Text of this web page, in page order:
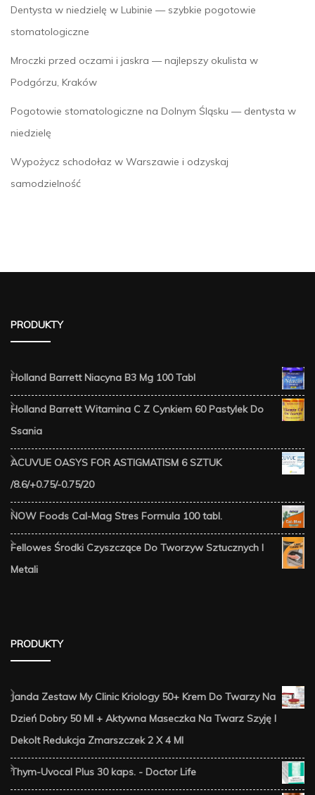
Dentysta w niedzielę w Lubinie — szybkie pogotowie
stomatologiczne
Mroczki przed oczami i jaskra — najlepszy okulista w
Podgórzu, Kraków
Pogotowie stomatologiczne na Dolnym Śląsku — dentysta w
niedzielę
Wypożycz schodołaz w Warszawie i odzyskaj
samodzielność
PRODUKTY
Holland Barrett Niacyna B3 Mg 100 Tabl
Holland Barrett Witamina C Z Cynkiem 60 Pastylek Do
Ssania
ACUVUE OASYS FOR ASTIGMATISM 6 SZTUK
/8.6/+0.75/-0.75/20
NOW Foods Cal-Mag Stres Formula 100 tabl.
Fellowes Środki Czyszczące Do Tworzyw Sztucznych I
Metali
PRODUKTY
Janda Zestaw My Clinic Kriology 50+ Krem Do Twarzy Na
Dzień Dobry 50 Ml + Aktywna Maseczka Na Twarz Szyję I
Dekolt Redukcja Zmarszczek 2 X 4 Ml
Thym-Uvocal Plus 30 kaps. - Doctor Life